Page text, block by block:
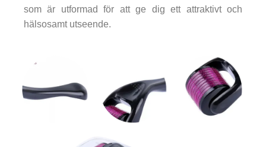
som är utformad för att ge dig ett attraktivt och
hälsosamt utseende.